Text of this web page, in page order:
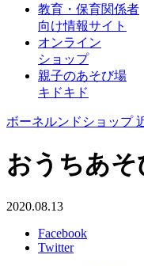
教育・保育関係者
向け情報サイト
オンライン
ショップ
親子のあそび場
キドキド
ボーネルンドショップ
おうちあそ
2020.08.13
Facebook
Twitter